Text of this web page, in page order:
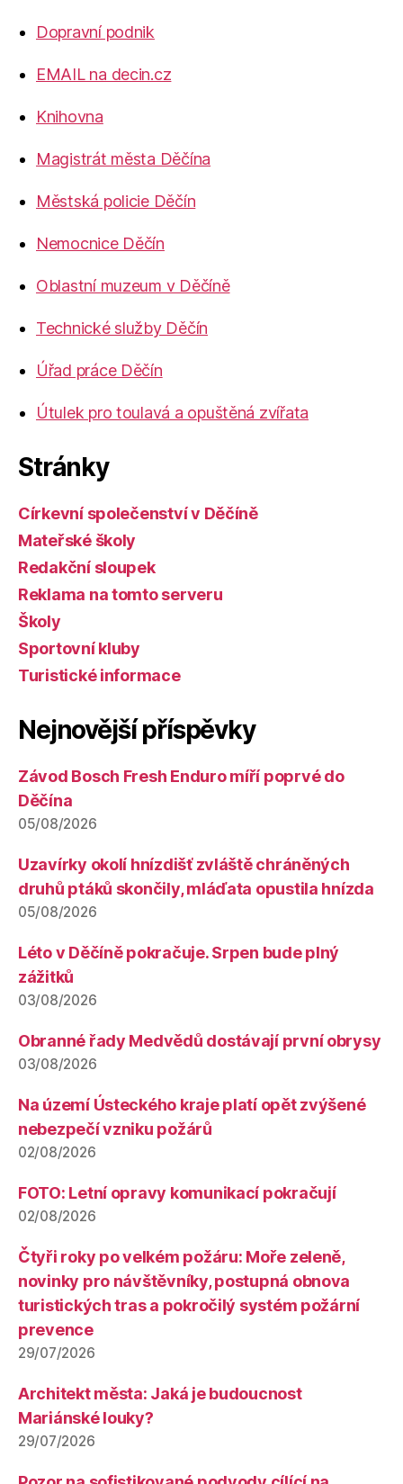
Dopravní podnik
EMAIL na decin.cz
Knihovna
Magistrát města Děčína
Městská policie Děčín
Nemocnice Děčín
Oblastní muzeum v Děčíně
Technické služby Děčín
Úřad práce Děčín
Útulek pro toulavá a opuštěná zvířata
Stránky
Církevní společenství v Děčíně
Mateřské školy
Redakční sloupek
Reklama na tomto serveru
Školy
Sportovní kluby
Turistické informace
Nejnovější příspěvky
Závod Bosch Fresh Enduro míří poprvé do
Děčína
05/08/2026
Uzavírky okolí hnízdišť zvláště chráněných
druhů ptáků skončily, mláďata opustila hnízda
05/08/2026
Léto v Děčíně pokračuje. Srpen bude plný
zážitků
03/08/2026
Obranné řady Medvědů dostávají první obrysy
03/08/2026
Na území Ústeckého kraje platí opět zvýšené
nebezpečí vzniku požárů
02/08/2026
FOTO: Letní opravy komunikací pokračují
02/08/2026
Čtyři roky po velkém požáru: Moře zeleně,
novinky pro návštěvníky, postupná obnova
turistických tras a pokročilý systém požární
prevence
29/07/2026
Architekt města: Jaká je budoucnost
Mariánské louky?
29/07/2026